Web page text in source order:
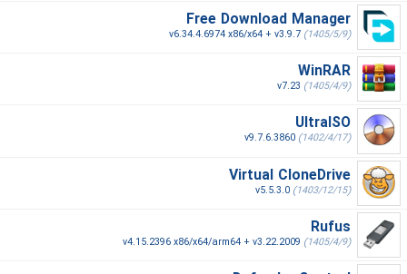
Free Download Manager
v6.34.4.6974 x86/x64 + v3.9.7 (1405/5/9)
WinRAR
v7.23 (1405/4/9)
UltraISO
v9.7.6.3860 (1402/4/17)
Virtual CloneDrive
v5.5.3.0 (1403/12/15)
Rufus
v4.15.2396 x86/x64/arm64 + v3.22.2009 (1405/4/9)